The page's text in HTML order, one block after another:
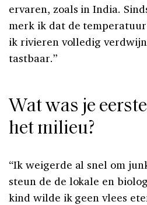
ervaren, zoals in India.
merk ik dat de
ik rivieren volle­dig
tastbaar.”
Wat was je
het milieu?
“Ik weigerde al snel om
steun­ de de lokale en
kind wilde ik geen vlees